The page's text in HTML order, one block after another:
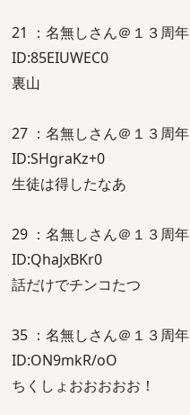
21 ：名無しさん＠１３周
ID:85EIUWEC0
裏山
27 ：名無しさん＠１３周
ID:SHgraKz+0
生徒は得したなあ
29 ：名無しさん＠１３周
ID:QhaJxBKr0
話だけでチンコたつ
35 ：名無しさん＠１３周
ID:ON9mkR/oO
ちくしょおおおおお！